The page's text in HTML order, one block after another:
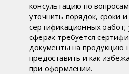
консультацию по
уточнить порядок, сроки
сертификационных работ;
сферах требуется
документы на продукцию
предоставить и как
при оформлении.